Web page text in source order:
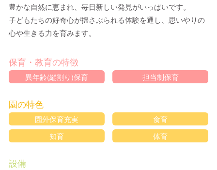
豊かな自然に恵まれ、毎日新しい発見がいっぱいです。
子どもたちの好奇心が揺さぶられる体験を通し、思いやりの
心や生きる力を育みます。
保育・教育の特徴
異年齢(縦割り)保育 担当制保育
園の特色
園外保育充実
食育
知育
体育
設備